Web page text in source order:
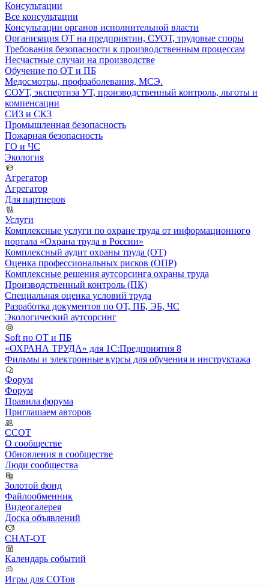
Консультации
Все консультации
Консультации органов исполнительной власти
Организация ОТ на предприятии, СУОТ, трудовые споры
Требования безопасности к производственным процессам
Несчастные случаи на производстве
Обучение по ОТ и ПБ
Медосмотры, профзаболевания, МСЭ.
СОУТ, экспертиза УТ, производственный контроль, льготы и
компенсации
СИЗ и СКЗ
Промышленная безопасность
Пожарная безопасность
ГО и ЧС
Экология
Агрегатор
Агрегатор
Для партнеров
Услуги
Комплексные услуги по охране труда от информационного
портала «Охрана труда в России»
Комплексный аудит охраны труда (ОТ)
Оценка профессиональных рисков (ОПР)
Комплексные решения аутсорсинга охраны труда
Производственный контроль (ПК)
Специальная оценка условий труда
Разработка документов по ОТ, ПБ, ЭБ, ЧС
Экологический аутсорсинг
Soft по ОТ и ПБ
«ОХРАНА ТРУДА» для 1С:Предприятия 8
Фильмы и электронные курсы для обучения и инструктажа
Форум
Форум
Правила форума
Приглашаем авторов
ССОТ
О сообществе
Обновления в сообществе
Люди сообщества
Золотой фонд
Файлообменник
Видеогалерея
Доска объявлений
CHAT-OT
Календарь событий
Игры для СОТов